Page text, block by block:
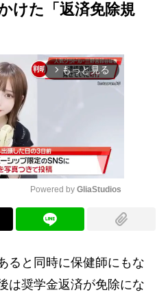
けた「返済免除規
arrow_forward_ios もっと見る
Powered by GliaStudios
ると同時に保健師にもな
は奨学金返済が免除にな